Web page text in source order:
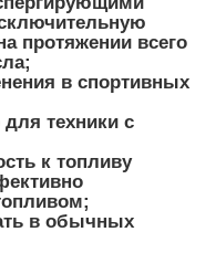
протяжении всего
в спортивных
техники с
к топливу
в обычных